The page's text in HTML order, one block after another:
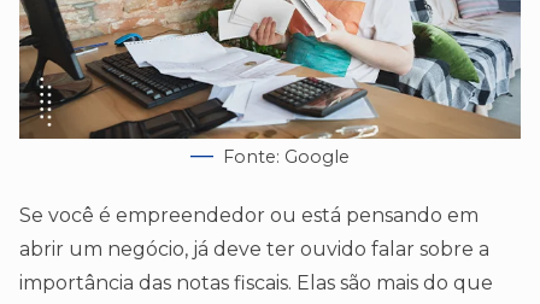
Fonte: Google
Se você é empreendedor ou está pensando em
abrir um negócio, já deve ter ouvido falar sobre a
importância das notas fiscais. Elas são mais do que